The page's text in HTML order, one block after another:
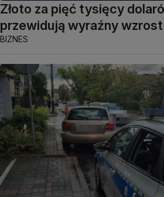
Złoto za pięć tysięcy
przewidują wyraźny
BIZNES